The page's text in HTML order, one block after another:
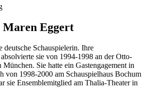
Eggert
deutsche Schauspielerin. Ihre
sie von 1994-1998 an der Otto-
Sie hatte ein Gastengagement in
von 1998-2000 am Schauspielhaus Bochum
sie Ensemblemitglied am Thalia-Theater in